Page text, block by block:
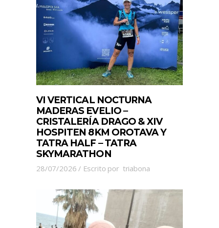
VI VERTICAL NOCTURNA
MADERAS EVELIO –
CRISTALERÍA DRAGO & XIV
HOSPITEN 8KM OROTAVA Y
TATRA HALF – TATRA
SKYMARATHON
28/07/2026 Escrito por triabona